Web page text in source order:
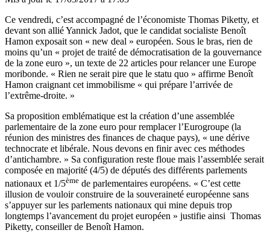
Ce vendredi, c’est accompagné de l’économiste Thomas Piketty, et
devant son allié Yannick Jadot, que le candidat socialiste Benoît
Hamon exposait son « new deal » européen. Sous le bras, rien de
moins qu’un « projet de traité de démocratisation de la gouvernance
de la zone euro », un texte de 22 articles pour relancer une Europe
moribonde. « Rien ne serait pire que le statu quo » affirme Benoît
Hamon craignant cet immobilisme « qui prépare l’arrivée de
l’extrême-droite. »
Sa proposition emblématique est la création d’une assemblée
parlementaire de la zone euro pour remplacer l’Eurogroupe (la
réunion des ministres des finances de chaque pays), « une dérive
technocrate et libérale. Nous devons en finir avec ces méthodes
d’antichambre. » Sa configuration reste floue mais l’assemblée serait
composée en majorité (4/5) de députés des différents parlements
nationaux et 1/5ème de parlementaires européens. « C’est cette
illusion de vouloir construire de la souveraineté européenne sans
s’appuyer sur les parlements nationaux qui mine depuis trop
longtemps l’avancement du projet européen » justifie ainsi Thomas
Piketty, conseiller de Benoît Hamon.